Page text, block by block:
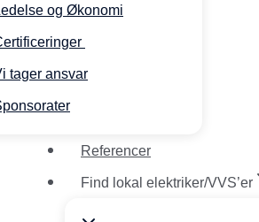
og Økonomi
tager ansvar
Referencer
Find lokal elektriker/VVS’er